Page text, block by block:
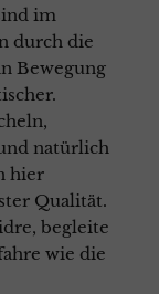
im
durch die
Bewegung
natürlich
hier
Qualität.
begleite
wie die